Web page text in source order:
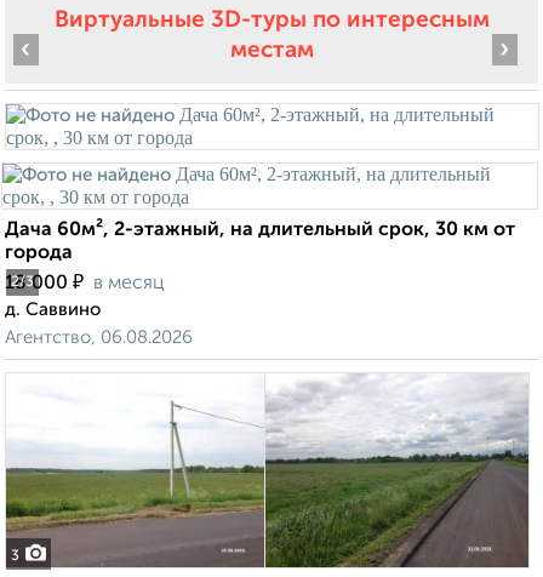
Виртуальные 3D-туры по интересным
местам
2/3
‹ ›
Дача 60м², 2-этажный, на длительный срок, 30 км от
города
18 000 ₽ в месяц
д. Саввино
Агентство, 06.08.2026
3